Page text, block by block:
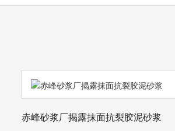
赤峰砂浆厂揭露抹面抗裂胶泥砂浆